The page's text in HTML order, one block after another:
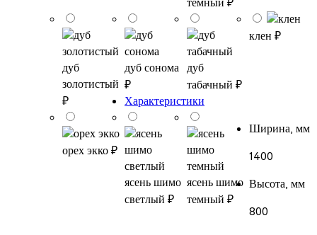
темный ₽
дуб
золотистый
₽
дуб сонома
₽
дуб
табачный ₽
клен ₽
орех экко₽
ясень шимо
светлый ₽
ясень шимо
темный ₽
Характеристики
Ширина, мм
1400
Высота, мм
800